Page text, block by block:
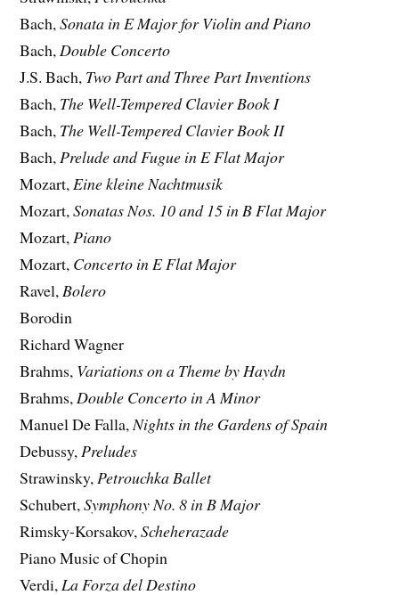
Bach,Sonata in E Major for Violin and Piano
Bach,Double Concerto
J.S. Bach, Two Part and Three Part Inventions
Bach, The Well-Tempered Clavier Book I
Bach, The Well-Tempered Clavier Book II
Bach,Prelude and Fugue in E Flat Major
Mozart,Eine kleine Nachtmusik
Mozart,Sonatas Nos. 10 and 15 in B Flat Major
Mozart,Piano
Mozart, Concerto in E Flat Major
Ravel,Bolero
Borodin
Richard Wagner
Brahms, Variations on a Theme by Haydn
Brahms,Double Concerto in A Minor
Manuel De Falla,Nights in the Gardens of Spain
Debussy,Preludes
Strawinsky,Petrouchka Ballet
Schubert,Symphony No. 8 in B Major
Rimsky-Korsakov,Scheherazade
Piano Music of Chopin
Verdi,La Forza del Destino